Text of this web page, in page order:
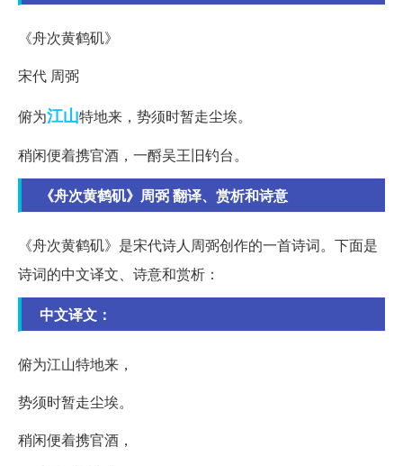
《舟次黄鹤矶》
宋代 周弼
俯为江山特地来，势须时暂走尘埃。
稍闲便着携官酒，一酹吴王旧钓台。
《舟次黄鹤矶》周弼 翻译、赏析和诗意
《舟次黄鹤矶》是宋代诗人周弼创作的一首诗词。下面是
诗词的中文译文、诗意和赏析：
中文译文：
俯为江山特地来，
势须时暂走尘埃。
稍闲便着携官酒，